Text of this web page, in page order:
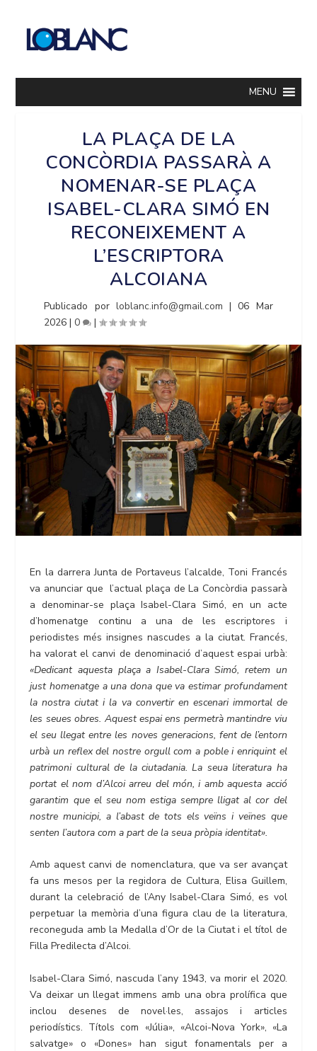
MENU
LA PLAÇA DE LA
CONCÒRDIA PASSARÀ A
NOMENAR-SE PLAÇA
ISABEL-CLARA SIMÓ EN
RECONEIXEMENT A
L’ESCRIPTORA
ALCOIANA
Publicado por loblanc.info@gmail.com |06 Mar
2026 |0 |
En la darrera Junta de Portaveus l’alcalde, Toni Francés
va anunciar que l’actual plaça de La Concòrdia passarà
a denominar-se plaça Isabel-Clara Simó, en un acte
d’homenatge continu a una de les escriptores i
periodistes més insignes nascudes a la ciutat. Francés,
ha valorat el canvi de denominació d’aquest espai urbà:
«Dedicant aquesta plaça a Isabel-Clara Simó, retem un
just homenatge a una dona que va estimar profundament
la nostra ciutat i la va convertir en escenari immortal de
les seues obres. Aquest espai ens permetrà mantindre viu
el seu llegat entre les noves generacions, fent de l’entorn
urbà un reflex del nostre orgull com a poble i enriquint el
patrimoni cultural de la ciutadania. La seua literatura ha
portat el nom d’Alcoi arreu del món, i amb aquesta acció
garantim que el seu nom estiga sempre lligat al cor del
nostre municipi, a l’abast de tots els veïns i veïnes que
senten l’autora com a part de la seua pròpia identitat».
Amb aquest canvi de nomenclatura, que va ser avançat
fa uns mesos per la regidora de Cultura, Elisa Guillem,
durant la celebració de l’Any Isabel-Clara Simó, es vol
perpetuar la memòria d’una figura clau de la literatura,
reconeguda amb la Medalla d’Or de la Ciutat i el títol de
Filla Predilecta d’Alcoi.
Isabel-Clara Simó, nascuda l’any 1943, va morir el 2020.
Va deixar un llegat immens amb una obra prolífica que
inclou desenes de novel·les, assajos i articles
periodístics. Títols com «Júlia», «Alcoi-Nova York», «La
salvatge» o «Dones» han sigut fonamentals per a